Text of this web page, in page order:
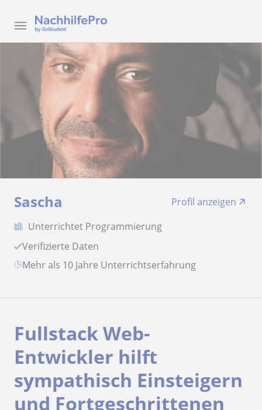
Sascha
Profil anzeigen
Unterrichtet Programmierung
Verifizierte Daten
Mehr als 10 Jahre Unterrichtserfahrung
Fullstack Web-
Entwickler hilft
sympathisch Einsteigern
und Fortgeschrittenen